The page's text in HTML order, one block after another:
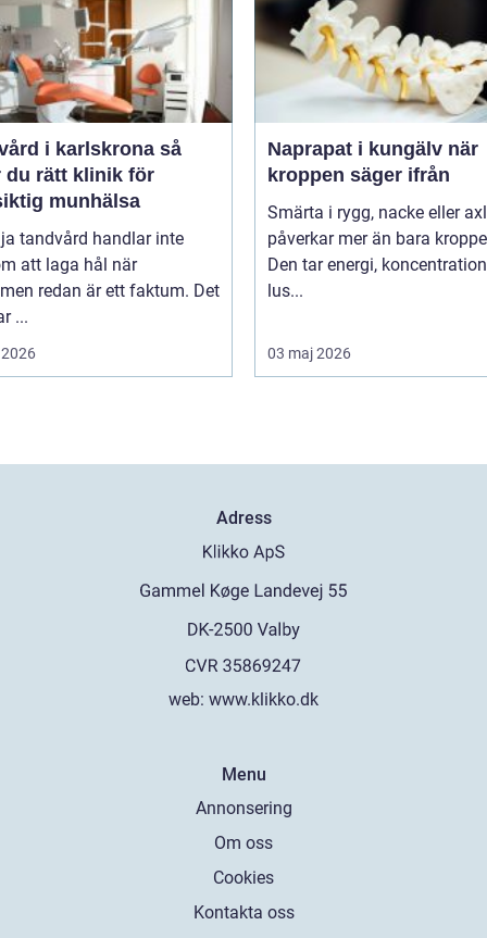
i karlskrona så
du rätt klinik för
munhälsa
tandvård handlar inte
att laga hål när
redan är ett faktum. Det
...
Naprapat i kungälv när
kroppen säger ifrån
Smärta i rygg, nacke eller
påverkar mer än bara
Den tar energi,
lus...
03 maj 2026
Adress
web: www.klikko.dk
Menu
Annonsering
Om oss
Cookies
Kontakta oss